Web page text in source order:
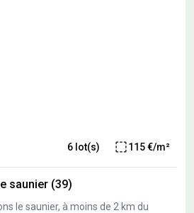
6 lot(s) 115 €/m²
saunier (39)
le saunier, à moins de 2 km du